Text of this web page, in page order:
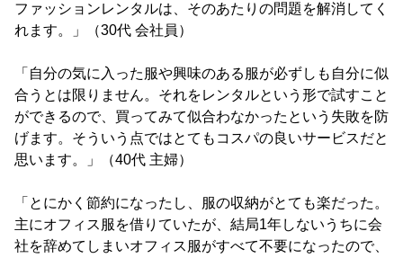
ファッションレンタルは、そのあたりの問題を解消してく
れます。」（30代 会社員）
「自分の気に入った服や興味のある服が必ずしも自分に似
合うとは限りません。それをレンタルという形で試すこと
ができるので、買ってみて似合わなかったという失敗を防
げます。そういう点ではとてもコスパの良いサービスだと
思います。」（40代 主婦）
「とにかく節約になったし、服の収納がとても楽だった。
主にオフィス服を借りていたが、結局1年しないうちに会
社を辞めてしまいオフィス服がすべて不要になったので、